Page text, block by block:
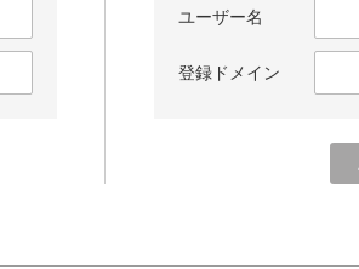
ユーザー名
登録ドメイン